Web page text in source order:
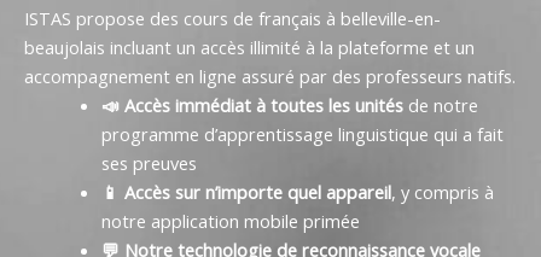
ISTAS propose des cours de français à belleville-en-
beaujolais incluant un accès illimité à la plateforme et un
accompagnement en ligne assuré par des professeurs natifs.
📣 Accès immédiat à toutes les unitésde notre
programme d’apprentissage linguistique qui a fait
ses preuves
📱 Accès sur n’importe quel appareil, y compris à
notre application mobile primée
💬 Notre technologie de reconnaissance vocale